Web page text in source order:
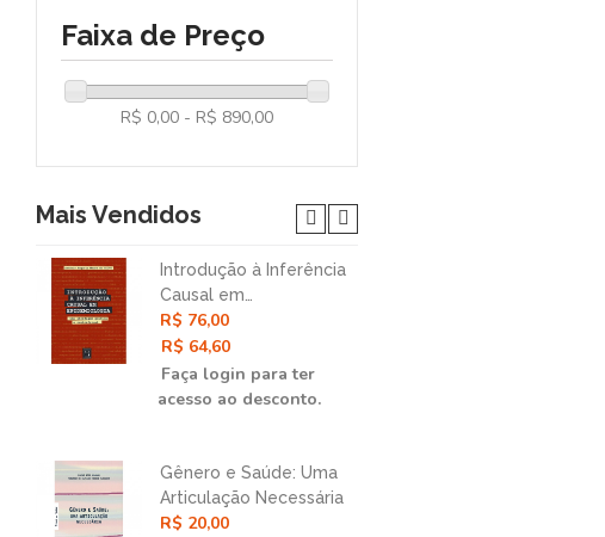
Faixa de Preço
R$ 0,00 - R$ 890,00
Mais Vendidos
Introdução à Inferência
Causal em
Epidemiologia: Uma
Abordagem Gráfica e
Contrafatual
R$ 76,00
R$ 64,60
Faça login para ter
acesso ao desconto.
Gênero e Saúde: Uma
Articulação Necessária
R$ 20,00